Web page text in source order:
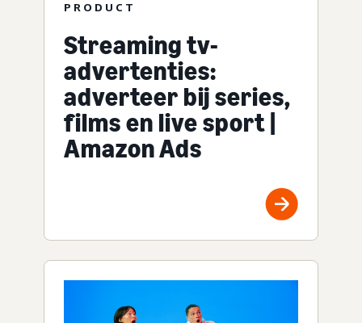
PRODUCT
Streaming tv-
advertenties:
adverteer bij series,
films en live sport |
Amazon Ads